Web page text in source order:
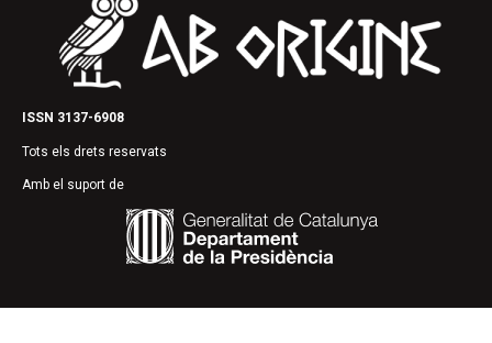
ISSN 3137-6908
Tots els drets reservats
Amb el suport de